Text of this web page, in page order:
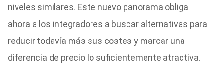
niveles similares. Este nuevo panorama obliga
ahora a los integradores a buscar alternativas para
reducir todavía más sus costes y marcar una
diferencia de precio lo suficientemente atractiva.